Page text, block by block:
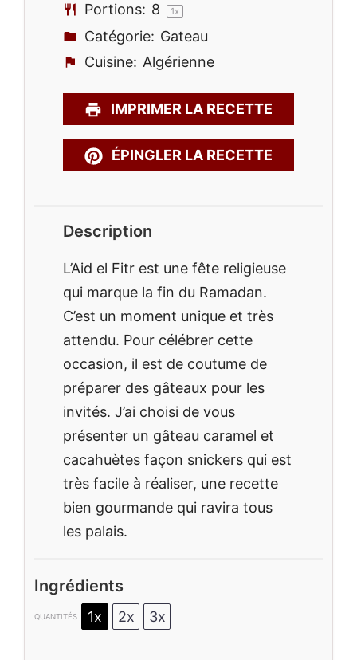
Portions: 8 1x
Catégorie: Gateau
Cuisine: Algérienne
IMPRIMER LA RECETTE
ÉPINGLER LA RECETTE
Description
L’Aid el Fitr est une fête religieuse
qui marque la fin du Ramadan.
C’est un moment unique et très
attendu. Pour célébrer cette
occasion, il est de coutume de
préparer des gâteaux pour les
invités. J’ai choisi de vous
présenter un gâteau caramel et
cacahuètes façon snickers qui est
très facile à réaliser, une recette
bien gourmande qui ravira tous
les palais.
Ingrédients
QUANTITÉS 1x 2x 3x